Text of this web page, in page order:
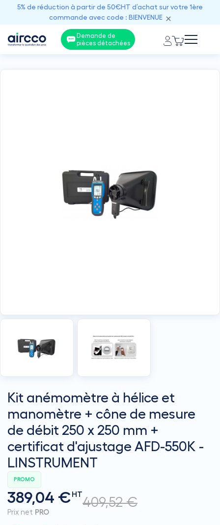
5% de réduction à partir de 50€HT d’achat sur votre 1ère
commande avec code : BIENVENUE
Demande de
pièces détachées
Kit anémomètre à hélice et
manomètre + cône de mesure
de débit 250 x 250 mm +
certificat d'ajustage AFD-550K -
LINSTRUMENT
PROMO
389,04 €HT
Prix net PRO
409,52 €